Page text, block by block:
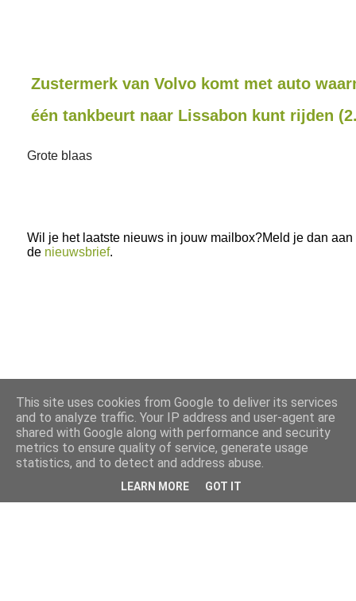
Zustermerk van Volvo komt met auto
één tankbeurt naar Lissabon kunt rijden
Grote blaas
Wil je het laatste nieuws in jouw mailbox?Meld je dan aan
de nieuwsbrief.
This site uses cookies from Google to deliver its services
and to analyze traffic. Your IP address and user-agent are
shared with Google along with performance and security
metrics to ensure quality of service, generate usage
statistics, and to detect and address abuse.
LEARN MORE GOT IT